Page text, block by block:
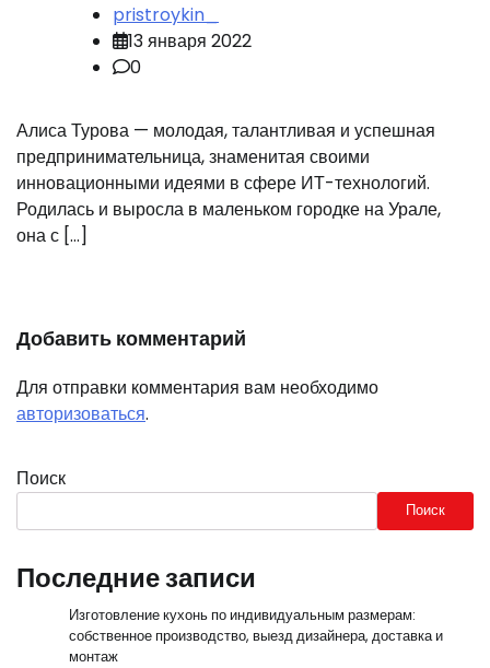
pristroykin_
13 января 2022
0
Алиса Турова — молодая, талантливая и успешная
предпринимательница, знаменитая своими
инновационными идеями в сфере ИТ-технологий.
Родилась и выросла в маленьком городке на Урале,
она с […]
Добавить комментарий
Для отправки комментария вам необходимо
авторизоваться.
Поиск
Поиск
Последние записи
Изготовление кухонь по индивидуальным размерам:
собственное производство, выезд дизайнера, доставка и
монтаж